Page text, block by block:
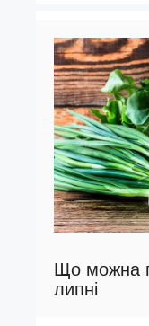
Що можна
липні